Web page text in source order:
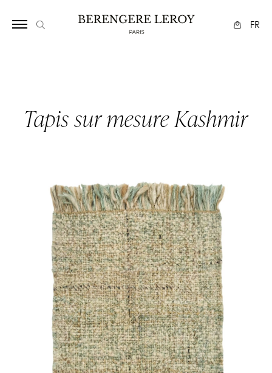
FR
Tapis sur mesure Kashmir